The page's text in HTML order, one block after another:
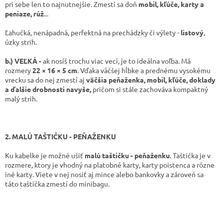
pri sebe len to najnutnejšie. Zmestí sa doň mobil, kľúče, karty a
peniaze, rúž...
Ľahučká, nenápadná, perfektná na prechádzky či výlety - listový,
úzky strih.
b.) VEĽKÁ -ak nosíš trochu viac vecí, je to ideálna voľba. Má
rozmery22 × 16 × 5 cm. Vďaka väčšej hĺbke a prednému vysokému
vrecku sa do nej zmestí aj väčšia peňaženka, mobil, kľúče, doklady
a ďalšie drobnosti navyše, pričom si stále zachováva kompaktný
malý strih.
2. MALÚ TAŠTIČKU - PEŇAŽENKU
Ku kabelke je možné ušiť malú taštičku - peňaženku. Taštička je v
rozmere, ktory je vhodný na platobné karty, karty poistenca a rôzne
iné karty. Viete v nej nosiť aj mince alebo bankovky a zároveň sa
táto taštička zmestí do minibagu.